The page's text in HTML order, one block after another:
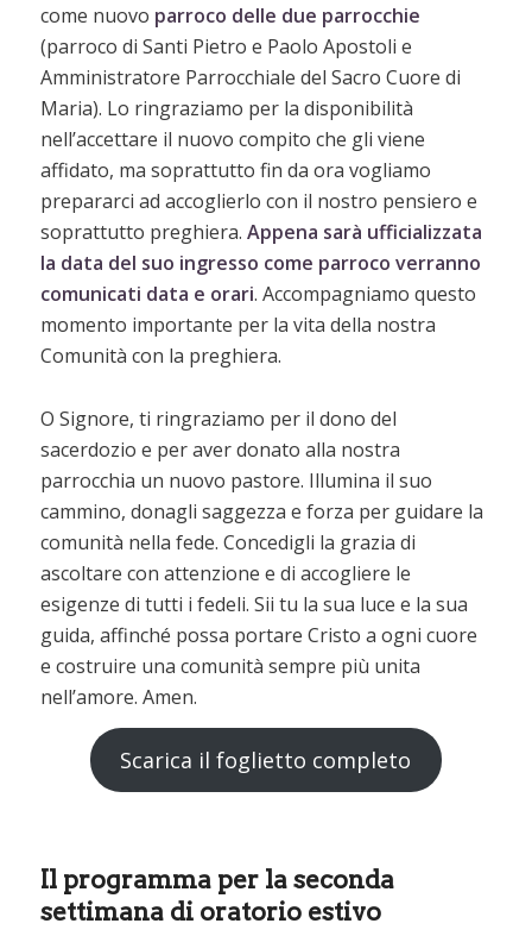
come nuovo parroco delle due parrocchie
(parroco di Santi Pietro e Paolo Apostoli e
Amministratore Parrocchiale del Sacro Cuore di
Maria). Lo ringraziamo per la disponibilità
nell’accettare il nuovo compito che gli viene
affidato, ma soprattutto fin da ora vogliamo
prepararci ad accoglierlo con il nostro pensiero e
soprattutto preghiera. Appena sarà ufficializzata
la data del suo ingresso come parroco verranno
comunicati data e orari. Accompagniamo questo
momento importante per la vita della nostra
Comunità con la preghiera.
O Signore, ti ringraziamo per il dono del
sacerdozio e per aver donato alla nostra
parrocchia un nuovo pastore. Illumina il suo
cammino, donagli saggezza e forza per guidare la
comunità nella fede. Concedigli la grazia di
ascoltare con attenzione e di accogliere le
esigenze di tutti i fedeli. Sii tu la sua luce e la sua
guida, affinché possa portare Cristo a ogni cuore
e costruire una comunità sempre più unita
nell’amore. Amen.
Scarica il foglietto completo
Il programma per la seconda
settimana di oratorio estivo